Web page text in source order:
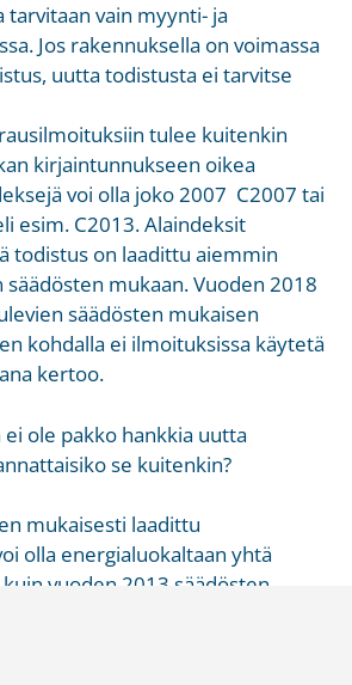
tarvitaan vain myynti- ja
Jos rakennuksella on voimassa
uutta todistusta ei tarvitse
tulee kuitenkin
kirjaintunnukseen oikea
voi olla joko 2007 C2007 tai
esim. C2013. Alaindeksit
todistus on laadittu aiemmin
mukaan. Vuoden 2018
säädösten mukaisen
kohdalla ei ilmoituksissa käytetä
kertoo.
ole pakko hankkia uutta
se kuitenkin?
mukaisesti laadittu
olla energialuokaltaan yhtä
vuoden 2013 säädösten